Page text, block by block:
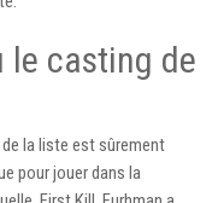
le casting de
la liste est sûrement
pour jouer dans la